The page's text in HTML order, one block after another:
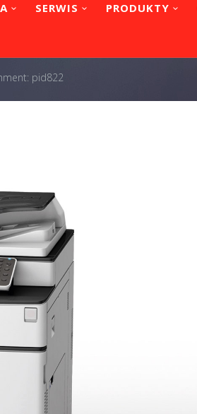
SERWIS PRODUKTY
pid822